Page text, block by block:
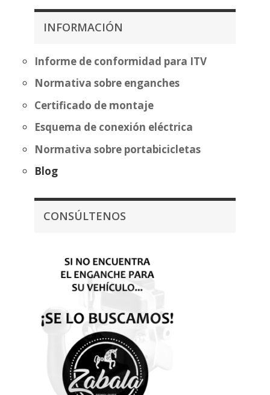
desde
hasta
hasta
INFORMACIÓN
Informe de conformidad para ITV
Normativa sobre enganches
Certificado de montaje
Esquema de conexión eléctrica
Normativa sobre portabicicletas
Blog
CONSÚLTENOS